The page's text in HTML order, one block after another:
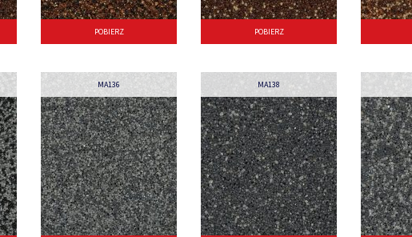
POBIERZ POBIERZ
MA136 MA138